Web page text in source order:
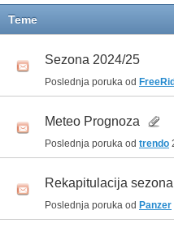
Teme
Sezona 2024/25
Poslednja poruka od
Meteo Prognoza
Poslednja poruka od trendo
Rekapitulacija
Poslednja poruka od Panzer